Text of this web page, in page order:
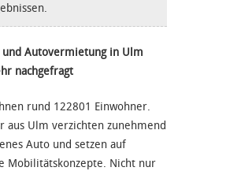
und Autovermietung in Ulm
nachgefragt
rund 122801 Einwohner.
aus Ulm verzichten zunehmend
Auto und setzen auf
Mobilitätskonzepte. Nicht nur